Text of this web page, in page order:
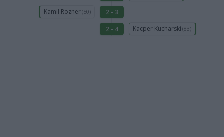
Kamil Rozner(50)
2 - 3
2 - 4
Kacper Kucharski (83)